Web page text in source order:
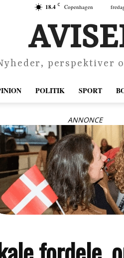
18.4 C Copenhagen
perspektiver
POLITIK SPORT
ANNONCE